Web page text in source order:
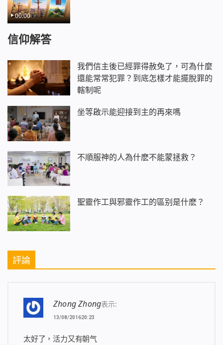
00:00
信仰解答
我們信主後已經罪得赦免了，可為什麼
還能常常犯罪？到底怎樣才能擺脫罪的
轄制呢
坐等啟示能迎接到主的再來嗎
不順服神的人為什麽不能蒙拯救？
聖靈作工與邪靈作工的區别是什麽？
評論
Zhong Zhong表示:
13/08/201620:23
太好了，活力又有朝气